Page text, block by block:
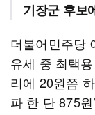
기장군 후보
더불어민주당
유세 중 최택
리에 20원쯤
파 한 단 875